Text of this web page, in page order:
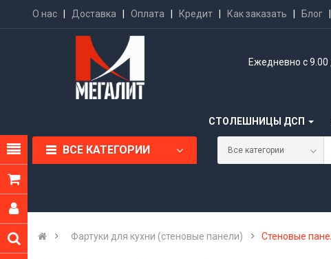
О нас Доставка |Оплата Кредит Как заказать Блог
Ежедневно с 9.00
СТОЛЕШНИЦЫ ДСП
ВСЕ КАТЕГОРИИ
Фартуки для кухни (стеновые панели) Стеновые